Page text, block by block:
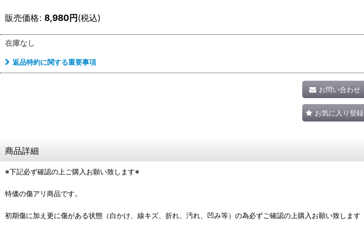
販売価格: 8,980円(税込)
在庫なし
返品特約に関する重要事項
お問い合わせ
お気に入り登録
商品詳細
※下記必ず確認の上ご購入お願い致します※
特価の傷アリ商品です。
初期傷に加え更に傷がある状態（白かけ、線キズ、折れ、汚れ、凹み等）の為必ずご確認の上購入お願い致します